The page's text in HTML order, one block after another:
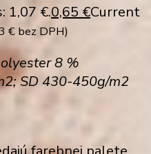
1,07 €.0,65 €Current
€ bez DPH)
8 %
SD 430-450g/m2